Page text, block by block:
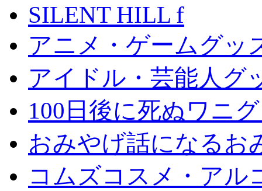
SILENT HILL f
アニメ・ゲームグッ
アイドル・芸能人グ
100日後に死ぬワニ
おみやげ話になるお
コムズコスメ・アル